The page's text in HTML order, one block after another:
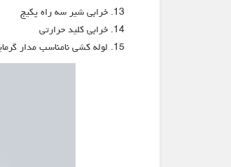
خرابی شیر سه راه پکیج
خرابی کلید حرارتی
لوله کشی نامناسب مدار